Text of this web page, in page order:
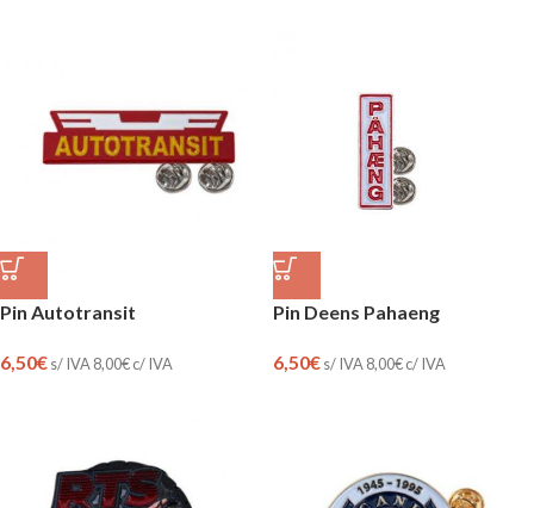
Pin Autotransit
6,50€s/ IVA 8,00€c/ IVA
Pin Deens Pahaeng
6,50€s/ IVA 8,00€c/ IVA